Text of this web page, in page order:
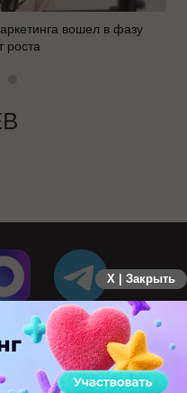
вошел в фазу
роста
X | Закрыть
ВЕРСИЮ
защищены. 2026